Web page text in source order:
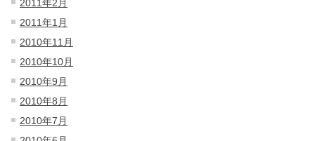
2011年2月
2011年1月
2010年11月
2010年10月
2010年9月
2010年8月
2010年7月